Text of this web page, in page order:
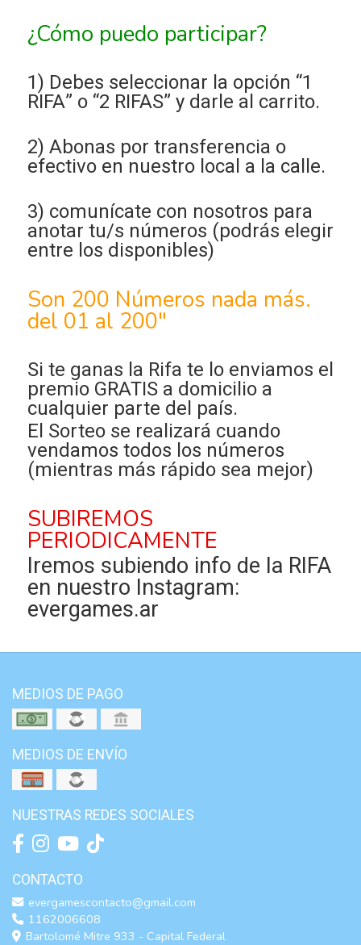
¿Cómo puedo participar?
1) Debes seleccionar la opción “1
RIFA” o “2 RIFAS” y darle al carrito.
2) Abonas por transferencia o
efectivo en nuestro local a la calle.
3) comunícate con nosotros para
anotar tu/s números (podrás elegir
entre los disponibles)
Son 200 Números nada más.
del 01 al 200"
Si te ganas la Rifa te lo enviamos el
premio GRATIS a domicilio a
cualquier parte del país.
El Sorteo se realizará cuando
vendamos todos los números
(mientras más rápido sea mejor)
SUBIREMOS
PERIODICAMENTE
Iremos subiendo info de la RIFA
en nuestro Instagram:
evergames.ar
MEDIOS DE PAGO
MEDIOS DE ENVÍO
NUESTRAS REDES SOCIALES
CONTACTO
evergamescontacto@gmail.com
1162006608
Bartolomé Mitre 933 - Capital Federal